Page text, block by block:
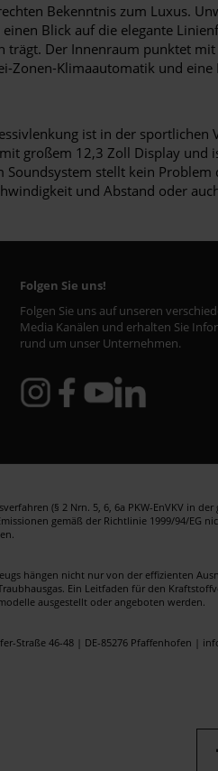
Bekenntnis zum Luxus.
Blick auf die elegante
trägt. Der Innenraum punktet
Zonen-Klimaautomatik und
ist in der
großem 12,3 Zoll Display
stellt kein
und Abstand oder
Folgen Sie uns!
Folgen Sie uns auf unseren
Media Kanälen und erhalten Sie
rund um unser Unternehmen.
(§ 2 Nrn. 5, 6, 6a PKW-EnVKV in
gemäß der Richtlinie 1999/94/
hängen nicht nur von der effizienten
Ein Leitfaden für den
ausgestellt oder angeboten werden.
Straße 46-48 | DE-85276 Pfaffenhofen |